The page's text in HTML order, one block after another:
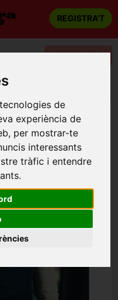
de
experiència de
per mostrar-te
interessants
tràfic i entendre
REGISTRA'T
Categories
Gola